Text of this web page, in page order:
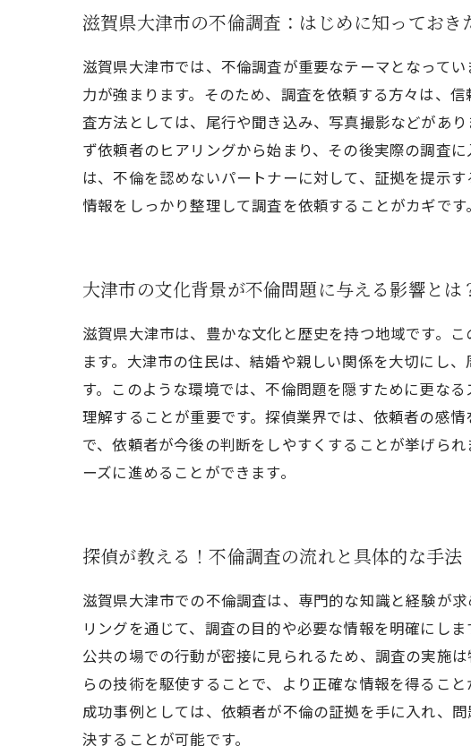
結論：
滋賀県大津市の不倫調査：はじめに知っておき
滋賀県大津市では、不倫調査が重要なテーマとなって
力が強まります。そのため、調査を依頼する方々は、
査方法としては、尾行や聞き込み、写真撮影などがあ
ず依頼者のヒアリングから始まり、その後実際の調査
は、不倫を認めないパートナーに対して、証拠を提示
情報をしっかり整理して調査を依頼することがカギです。
大津市の文化背景が不倫問題に与える影響とは
滋賀県大津市は、豊かな文化と歴史を持つ地域です。
ます。大津市の住民は、結婚や親しい関係を大切にし
す。このような環境では、不倫問題を隠すために更な
理解することが重要です。探偵業界では、依頼者の感
で、依頼者が今後の判断をしやすくすることが挙げら
ーズに進めることができます。
探偵が教える！不倫調査の流れと具体的な手法
滋賀県大津市での不倫調査は、専門的な知識と経験が
リングを通じて、調査の目的や必要な情報を明確にし
公共の場での行動が密接に見られるため、調査の実施
らの技術を駆使することで、より正確な情報を得るこ
成功事例としては、依頼者が不倫の証拠を手に入れ、
決することが可能です。